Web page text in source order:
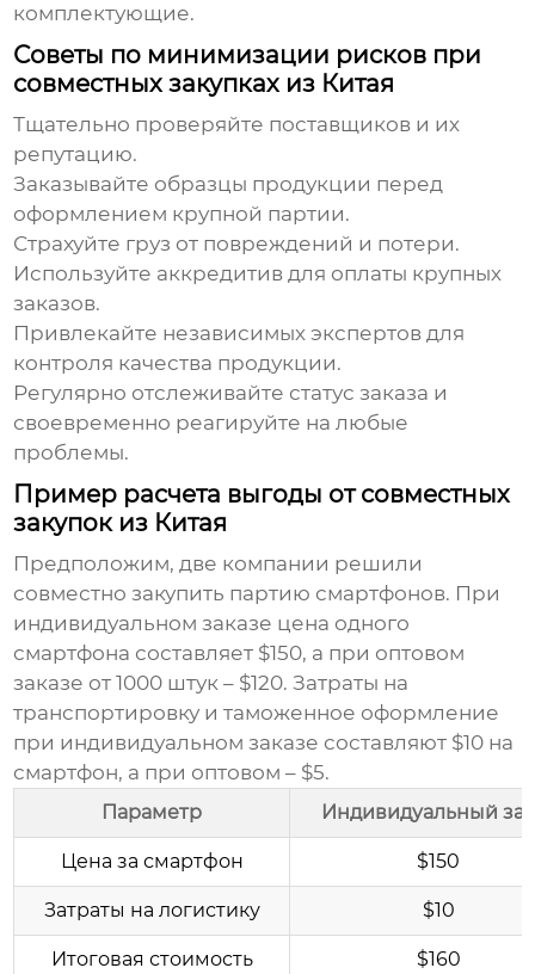
комплектующие.
Советы по минимизации рисков при
совместных закупках из Китая
Тщательно проверяйте поставщиков и их
репутацию.
Заказывайте образцы продукции перед
оформлением крупной партии.
Страхуйте груз от повреждений и потери.
Используйте аккредитив для оплаты крупных
заказов.
Привлекайте независимых экспертов для
контроля качества продукции.
Регулярно отслеживайте статус заказа и
своевременно реагируйте на любые
проблемы.
Пример расчета выгоды от совместных
закупок из Китая
Предположим, две компании решили
совместно закупить партию смартфонов. При
индивидуальном заказе цена одного
смартфона составляет $150, а при оптовом
заказе от 1000 штук – $120. Затраты на
транспортировку и таможенное оформление
при индивидуальном заказе составляют $10 на
смартфон, а при оптовом – $5.
Параметр Индивидуальный
Цена за смартфон $150
Затраты на логистику $10
Итоговая стоимость $160